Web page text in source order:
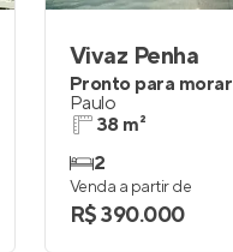
Vivaz Penha
Pronto para morar
Paulo
38 m²
2
Venda a partir de
R$ 390.000